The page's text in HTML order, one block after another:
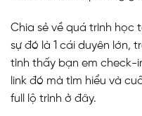
Chia sẻ về quá trình học
sự đó là 1 cái duyên lớn,
tình thấy bạn em check-
link đó mà tìm hiểu và
full lộ trình ở đây.